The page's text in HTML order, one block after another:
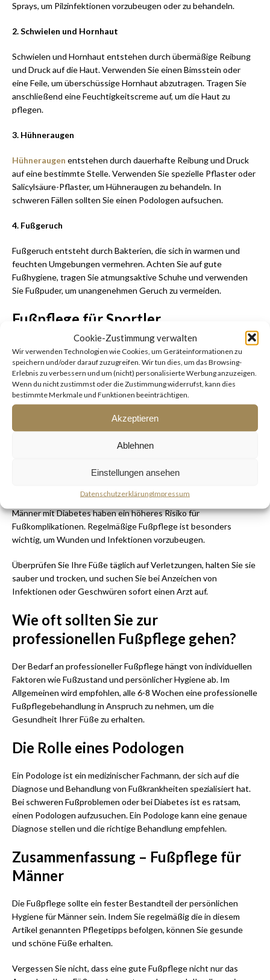
Cookie-Zustimmung verwalten
Wir verwenden Technologien wie Cookies, um Geräteinformationen zu
speichern und/oder darauf zuzugreifen. Wir tun dies, um das Browsing-
Erlebnis zu verbessern und um (nicht) personalisierte Werbung anzuzeigen.
Wenn du nicht zustimmst oder die Zustimmung widerrufst, kann dies
bestimmte Merkmale und Funktionen beeinträchtigen.
Akzeptieren
Ablehnen
Einstellungen ansehen
DatenschutzerklärungImpressum
Sprays, um Pilzinfektionen vorzubeugen oder zu behandeln.
2. Schwielen und Hornhaut
Schwielen und Hornhaut entstehen durch übermäßige Reibung
und Druck auf die Haut. Verwenden Sie einen Bimsstein oder
eine Feile, um überschüssige Hornhaut abzutragen. Tragen Sie
anschließend eine Feuchtigkeitscreme auf, um die Haut zu
pflegen.
3. Hühneraugen
Hühneraugen entstehen durch dauerhafte Reibung und Druck
auf eine bestimmte Stelle. Verwenden Sie spezielle Pflaster oder
Salicylsäure-Pflaster, um Hühneraugen zu behandeln. In
schweren Fällen sollten Sie einen Podologen aufsuchen.
4. Fußgeruch
Fußgeruch entsteht durch Bakterien, die sich in warmen und
feuchten Umgebungen vermehren. Achten Sie auf gute
Fußhygiene, tragen Sie atmungsaktive Schuhe und verwenden
Sie Fußpuder, um unangenehmen Geruch zu vermeiden.
Fußpflege für Sportler
Sportler sind einem erhöhten Risiko für Fußprobleme ausgesetzt.
Neben den grundlegenden Fußpflegepraktiken sollten Sportler
auch spezielle Maßnahmen ergreifen, um ihre Füße zu schützen
und zu pflegen.
regelmäßige Trocknen der Füße nach dem Training und das
Fußpflege-Tipps für Männer mit
Männer mit Diabetes haben ein höheres Risiko für
Fußkomplikationen. Regelmäßige Fußpflege ist besonders
wichtig, um Wunden und Infektionen vorzubeugen.
Überprüfen Sie Ihre Füße täglich auf Verletzungen, halten Sie sie
sauber und trocken, und suchen Sie bei Anzeichen von
Infektionen oder Geschwüren sofort einen Arzt auf.
Wie oft sollten Sie zur
professionellen Fußpflege gehen?
Der Bedarf an professioneller Fußpflege hängt von individuellen
Faktoren wie Fußzustand und persönlicher Hygiene ab. Im
Allgemeinen wird empfohlen, alle 6-8 Wochen eine professionelle
Fußpflegebehandlung in Anspruch zu nehmen, um die
Gesundheit Ihrer Füße zu erhalten.
Die Rolle eines Podologen
Ein Podologe ist ein medizinischer Fachmann, der sich auf die
Diagnose und Behandlung von Fußkrankheiten spezialisiert hat.
Bei schweren Fußproblemen oder bei Diabetes ist es ratsam,
einen Podologen aufzusuchen. Ein Podologe kann eine genaue
Diagnose stellen und die richtige Behandlung empfehlen.
Zusammenfassung – Fußpflege für
Männer
Die Fußpflege sollte ein fester Bestandteil der persönlichen
Hygiene für Männer sein. Indem Sie regelmäßig die in diesem
Artikel genannten Pflegetipps befolgen, können Sie gesunde
und schöne Füße erhalten.
Vergessen Sie nicht, dass eine gute Fußpflege nicht nur das